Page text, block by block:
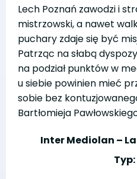
Lech Poznań zawodzi i
mistrzowski, a nawet
puchary zdaje się być
Patrząc na słabą
na podział punktów w
u siebie powinien mieć
sobie bez
Bartłomieja
Inter Mediolan –
Typ: